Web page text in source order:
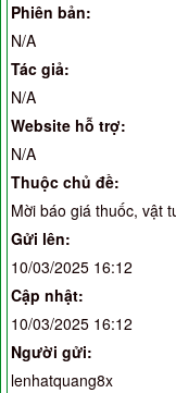
Phiên bản:
N/A
Tác giả:
N/A
Website hỗ trợ:
N/A
Thuộc chủ đề:
Mời báo giá thuốc, vật
Gửi lên:
10/03/2025 16:12
Cập nhật:
10/03/2025 16:12
Người gửi:
lenhatquang8x